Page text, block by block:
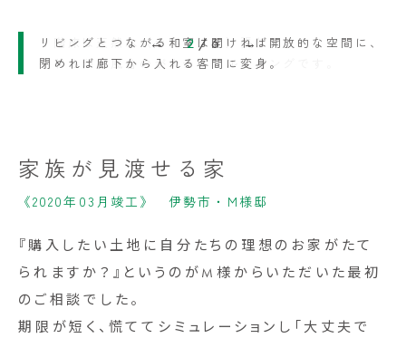
１階床は天然木（カバザクラ）張りに。
やわらかな風合のがナチュラルリビングです。
リビングとつながる和室は開ければ開放的な空間に、
閉めれば廊下から入れる客間に変身。
2 / 6
家族が見渡せる家
《2020年03月竣工》 伊勢市・M様邸
『購入したい土地に自分たちの理想のお家がたて
られますか？』というのがM様からいただいた最初
のご相談でした。
期限が短く、慌ててシミュレーションし「大丈夫で